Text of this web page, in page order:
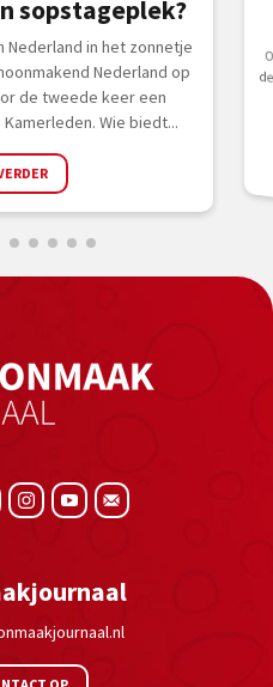
sopstageplek?
Nederland in het zonnetje
Nederland op
de tweede keer een
Wie biedt...
OP